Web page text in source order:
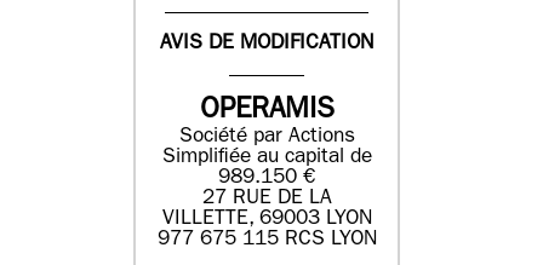
AVIS DE MODIFICATION
OPERAMIS
Société par Actions
Simplifiée au capital de
989.150 €
27 RUE DE LA
VILLETTE, 69003 LYON
977 675 115 RCS LYON